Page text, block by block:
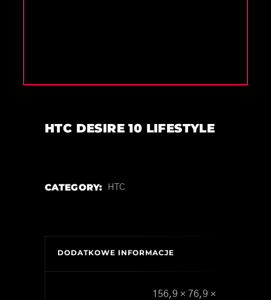
HTC DESIRE 10 LIFESTYLE
CATEGORY: HTC
DODATKOWE INFORMACJE
156,9 × 76,9 ×